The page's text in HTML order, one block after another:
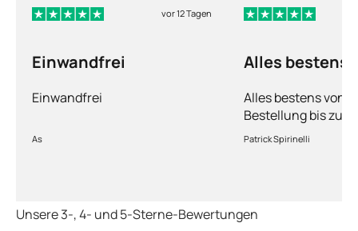
vor 12 Tagen
Einwandfrei
Einwandfrei
As
Alles bestens
Alles bestens von
Bestellung bis zur
Ware sorgfältig
schnelle
Patrick Spirinelli
Unsere 3-, 4- und 5-Sterne-Bewertungen